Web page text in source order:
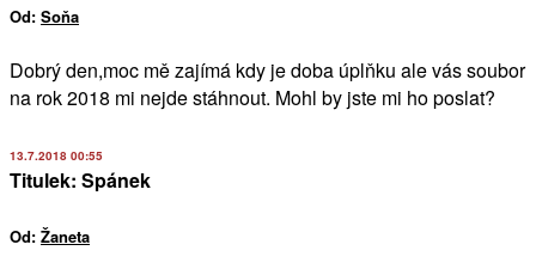
Od: Soňa
Dobrý den,moc mě zajímá kdy je doba úplňku ale vás soubor
na rok 2018 mi nejde stáhnout. Mohl by jste mi ho poslat?
13.7.2018 00:55
Titulek: Spánek
Od: Žaneta